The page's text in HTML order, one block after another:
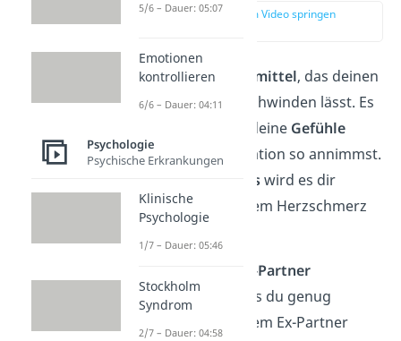
zur Stelle im Video springen
Es gibtkein Wundermittel, das deinen
Liebeskummer verschwinden lässt. Es
ist wichtig, dass du deine Gefühle
zulässtund die Situation so annimmst.
10 Tippswird es dir
leichter fallen, mit dem Herzschmerz
Abstand zum Ex-Partner
Sorge dafür, dass du genug
Abstand zu deinem Ex-Partner
5/6 – Dauer: 05:07
Emotionen
kontrollieren
6/6 – Dauer: 04:11
Psychologie
Psychische Erkrankungen
Klinische
Psychologie
1/7 – Dauer: 05:46
Stockholm
Syndrom
2/7 – Dauer: 04:58